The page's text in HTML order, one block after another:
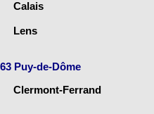
Calais
Lens
63 Puy-de-Dôme
Clermont-Ferrand